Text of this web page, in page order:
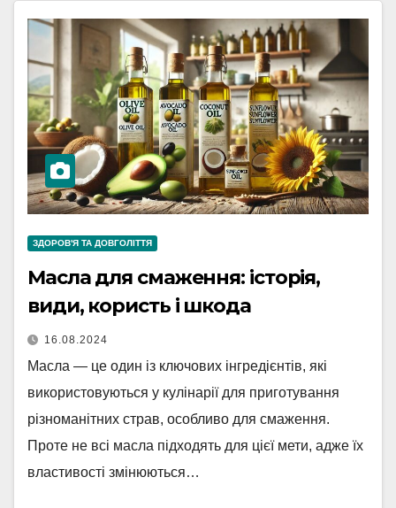
ЗДОРОВ'Я ТА ДОВГОЛІТТЯ
Масла для смаження: історія,
види, користь і шкода
16.08.2024
Масла — це один із ключових інгредієнтів, які
використовуються у кулінарії для приготування
різноманітних страв, особливо для смаження.
Проте не всі масла підходять для цієї мети, адже їх
властивості змінюються…